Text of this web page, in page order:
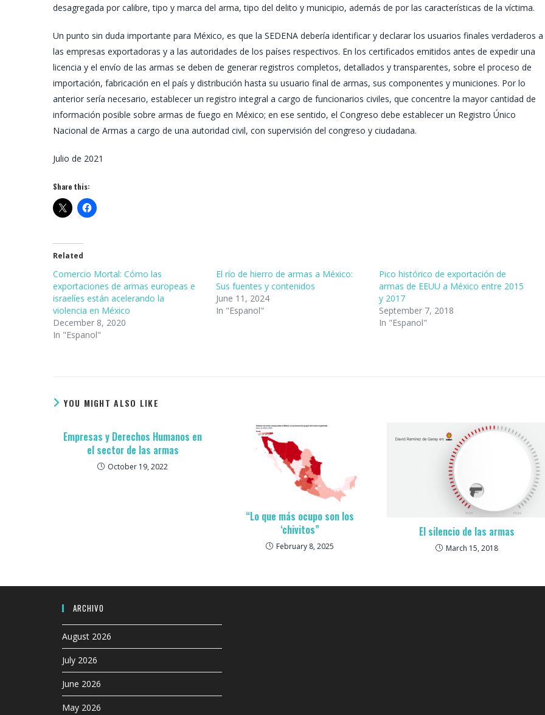
desagregada por calibre, tipo y marca del arma, tipo del delito y municipio, además de por las características de la víctima.
Un punto sin duda importante para México, es que la SEDENA debería identificar y declarar los usuarios finales verdaderos a
las empresas exportadoras y a las autoridades de los países respectivos. En los certificados emitidos antes de expedir una
licencia y el envío de las armas se deben de generar registros completos, detallados y transparentes, sobre el proceso de
importación, fabricación en el país y distribución hasta su usuario final de armas, sus componentes y municiones. Por lo
anterior sería necesario, establecer un registro integral a cargo de funcionarios civiles, que concentre la mayor cantidad de
información posible sobre armas de fuego en México; en ese sentido, el Congreso debe establecer un Registro Único
Nacional de Armas a cargo de una autoridad civil, con supervisión del congreso y ciudadana.
Julio de 2021
Share this:
Related
Comercio Mortal: Cómo las
exportaciones de armas europeas e
israelíes están acelerando la
violencia en México
December 8, 2020
In "Espanol"
El río de hierro de armas a México:
Sus fuentes y contenidos
June 11, 2024
In "Espanol"
Pico histórico de exportación de
armas de EEUU a México entre 2015
y 2017
September 7, 2018
In "Espanol"
YOU MIGHT ALSO LIKE
Empresas y Derechos Humanos en
el sector de las armas
October 19, 2022
“Lo que más ocupo son los
‘chivitos”
February 8, 2025
El silencio de las armas
March 15, 2018
ARCHIVO
August 2026
July 2026
June 2026
May 2026